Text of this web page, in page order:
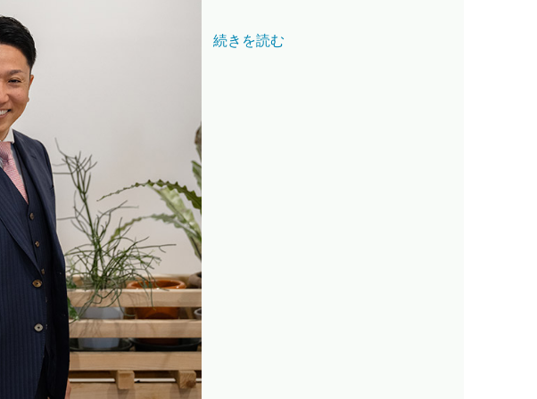
続きを読む